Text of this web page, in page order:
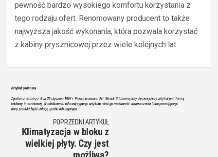
pewność bardzo wysokiego komfortu korzystania z
tego rodzaju ofert. Renomowany producent to także
najwyższa jakość wykonania, która pozwala korzystać
z kabiny prysznicowej przez wiele kolejnych lat.
POPRZEDNI ARTYKUŁ
Klimatyzacja w bloku z
wielkiej płyty. Czy jest